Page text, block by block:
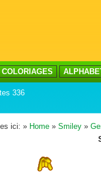
COLORIAGES
336
ici: » Home » Smiley »